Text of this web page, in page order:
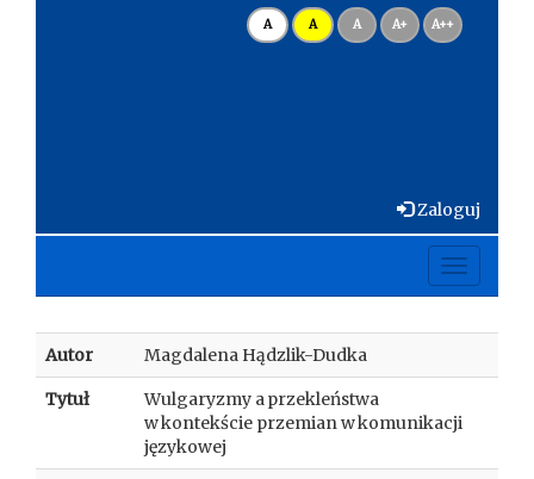
A A A A+ A++
Zaloguj
Toggle
Autor Magdalena Hądzlik-Dudka
Tytuł
Wulgaryzmy a przekleństwa
w kontekście przemian w komunikacji
językowej